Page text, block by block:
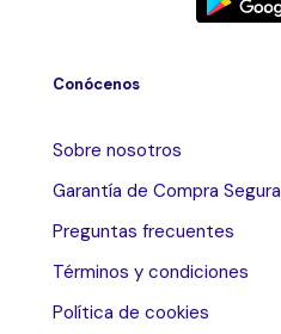
Conócenos
Sobre nosotros
Garantía de Compra Segura
Preguntas frecuentes
Términos y condiciones
Política de cookies